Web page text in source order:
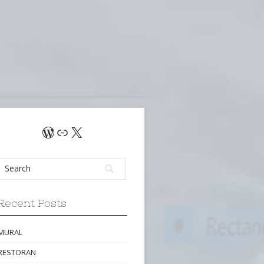
WordPress
Link
X
Posts